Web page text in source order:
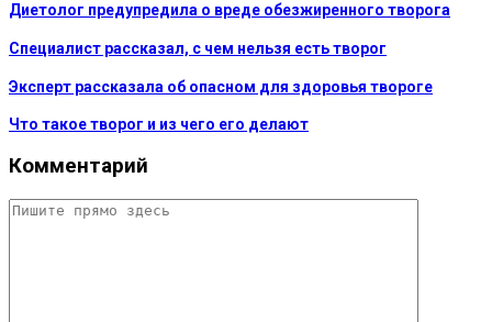
Диетолог предупредила о вреде обезжиренного творога
Специалист рассказал, с чем нельзя есть творог
Эксперт рассказала об опасном для здоровья твороге
Что такое творог и из чего его делают
Комментарий